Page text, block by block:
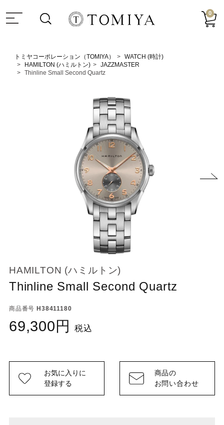
0
トミヤコーポレーション（TOMIYA）
WATCH (時計)
HAMILTON (ハミルトン)
JAZZMASTER
Thinline Small Second Quartz
HAMILTON (ハミルトン)
Thinline Small Second Quartz
商品番号 H38411180
69,300 税込
お気に入りに
登録する
商品の
お問い合わせ